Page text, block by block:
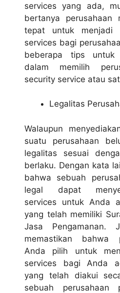
services yang ada,
bertanya perusahaan
tepat untuk menjadi
services bagi
beberapa tips untuk
dalam memilih
security service atau
Legalitas
Walaupun
suatu perusahaan
legalitas sesuai
berlaku. Dengan kata
bahwa sebuah
legal dapat
services untuk Anda
yang telah memiliki
Jasa Pengamanan.
memastikan bahwa
Anda pilih untuk
services bagi Anda
yang telah diakui
sebuah perusahaan